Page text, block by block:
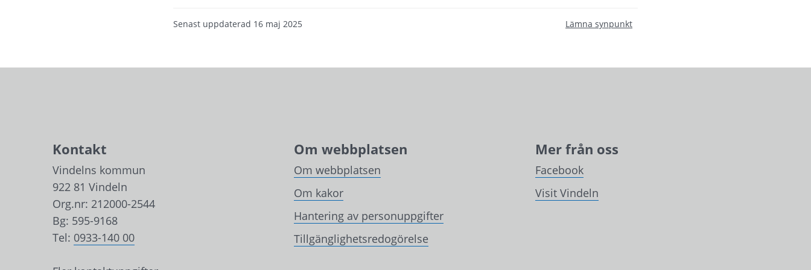
Senast uppdaterad 16 maj 2025 Lämna synpunkt
Kontakt
Vindelns kommun
922 81 Vindeln
Org.nr: 212000-2544
Bg: 595-9168
Tel: 0933-140 00
Om webbplatsen
Om webbplatsen
Om kakor
Hantering av personuppgifter
Tillgänglighetsredogörelse
Mer från oss
Facebook
Visit Vindeln